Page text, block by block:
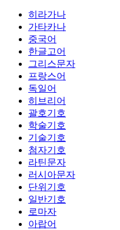
히라가나
가타카나
중국어
한글고어
그리스문자
프랑스어
독일어
히브리어
괄호기호
학술기호
기술기호
첨자기호
라틴문자
러시아문자
단위기호
일반기호
로마자
아랍어